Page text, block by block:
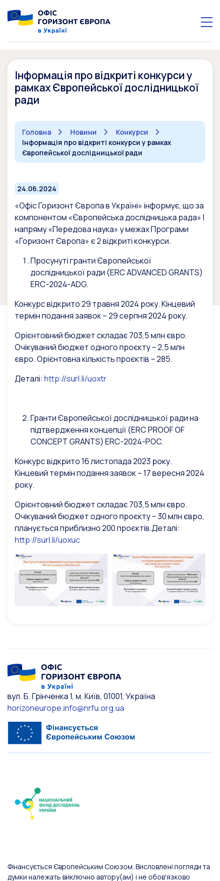
Інформація про відкриті конкурси у
рамках Європейської дослідницької
ради
Головна Новини
Конкурси
Інформація про відкриті конкурси у рамках
Європейської дослідницької ради
24.06.2024
«Офіс Горизонт Європа в Україні» інформує, що за
компонентом «Європейська дослідницька рада» І
напряму «Передова наука» у межах Програми
«Горизонт Європа» є 2 відкриті конкурси.
Просунуті гранти Європейської
дослідницької ради (ERC ADVANCED GRANTS)
ERC-2024-ADG.
Конкурс відкрито 29 травня 2024 року. Кінцевий
термін подання заявок – 29 серпня 2024 року.
Орієнтовний бюджет складає 703,5 млн євро.
Очікуваний бюджет одного проєкту – 2,5 млн
євро. Орієнтовна кількість проєктів – 285.
Деталі: http://surl.li/uoxtr
Гранти Європейської дослідницької ради на
підтвердження концепції (ERC PROOF OF
CONCEPT GRANTS) ERC-2024-POC.
Конкурс відкрито 16 листопада 2023 року.
Кінцевий термін подання заявок – 17 вересня 2024
року.
Орієнтовний бюджет складає 703,5 млн євро.
Очікуваний бюджет одного проєкту – 30 млн євро,
планується приблизно 200 проєктів.Деталі:
http://surl.li/uoxuc
вул. Б. Грінченка 1, м. Київ, 01001, Україна
horizoneurope.info@nrfu.org.ua
Фінансується Європейським Союзом. Висловлені погляди та
думки належать виключно автору(ам) і не обов'язково